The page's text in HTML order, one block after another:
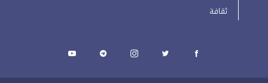
ثقافة